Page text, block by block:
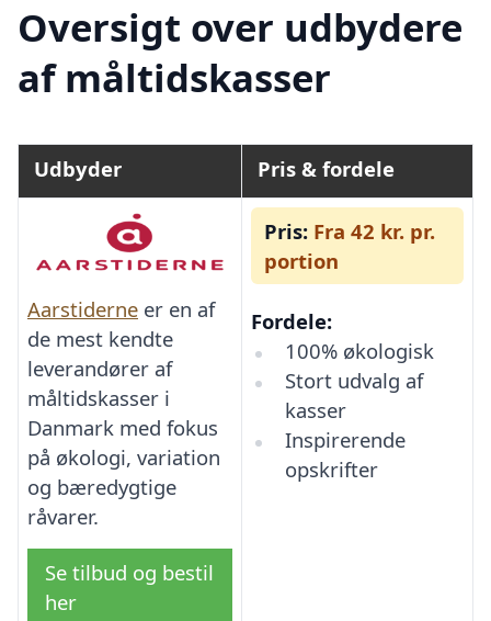
Oversigt over udbydere
af måltidskasser
Udbyder Pris & fordele
Aarstiderne er en af
de mest kendte
leverandører af
måltidskasser i
Danmark med fokus
på økologi, variation
og bæredygtige
råvarer.
Se tilbud og bestil
her
Pris: Fra 42 kr. pr.
portion
Fordele:
100% økologisk
Stort udvalg af
kasser
Inspirerende
opskrifter